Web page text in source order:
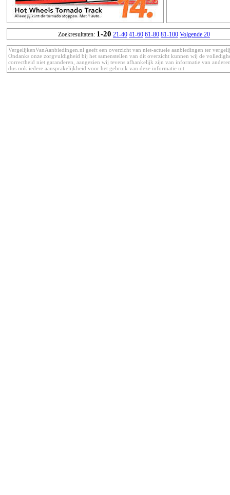
Zoekresultaten: 1-20 21-40 41-60 61-80 81-100 Volgende 20
VergelijkenVanAanbiedingen.nl geeft een overzicht van niet-actuele aanbiedingen ter
Ondanks onze zorgvuldigheid bij het samenstellen van dit overzicht kunnen wij de
correctheid niet garanderen, aangezien wij tevens afhankelijk zijn van informatie van
dus ook iedere aansprakelijkheid voor het gebruik van deze informatie uit.